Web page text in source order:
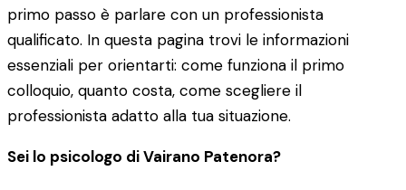
primo passo è parlare con un professionista
qualificato. In questa pagina trovi le informazioni
essenziali per orientarti: come funziona il primo
colloquio, quanto costa, come scegliere il
professionista adatto alla tua situazione.
Sei lo psicologo di Vairano Patenora?